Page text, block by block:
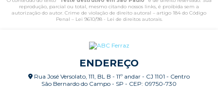
reprodução, parcial ou total, mesmo citando nossos links, é proibida sem a
autorização do autor. Crime de violação de direito autoral – artigo 184 do Código
Penal – Lei 9610/98 - Lei de direitos autorais.
ENDEREÇO
Rua José Versolato, 111, BL B - 11º andar - CJ 1101 - Centro
São Bernardo do Campo - SP - CEP: 09750-730